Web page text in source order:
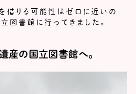
借りる可能性はゼロに近いの
図書館に行ってきました。
産の国立図書館へ。